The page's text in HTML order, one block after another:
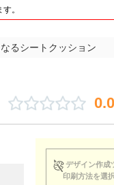
。
るシートクッション
0.0
デザイン作成
印刷方法を選